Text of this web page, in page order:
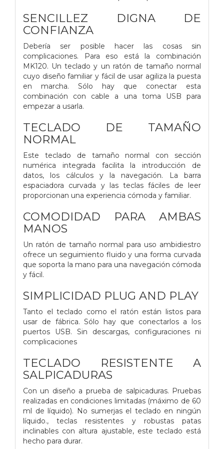
SENCILLEZ DIGNA DE
CONFIANZA
Debería ser posible hacer las cosas sin
complicaciones. Para eso está la combinación
MK120. Un teclado y un ratón de tamaño normal
cuyo diseño familiar y fácil de usar agiliza la puesta
en marcha. Sólo hay que conectar esta
combinación con cable a una toma USB para
empezar a usarla.
TECLADO DE TAMAÑO
NORMAL
Este teclado de tamaño normal con sección
numérica integrada facilita la introducción de
datos, los cálculos y la navegación. La barra
espaciadora curvada y las teclas fáciles de leer
proporcionan una experiencia cómoda y familiar.
COMODIDAD PARA AMBAS
MANOS
Un ratón de tamaño normal para uso ambidiestro
ofrece un seguimiento fluido y una forma curvada
que soporta la mano para una navegación cómoda
y fácil.
SIMPLICIDAD PLUG AND PLAY
Tanto el teclado como el ratón están listos para
usar de fábrica. Sólo hay que conectarlos a los
puertos USB. Sin descargas, configuraciones ni
complicaciones
TECLADO RESISTENTE A
SALPICADURAS
Con un diseño a prueba de salpicaduras. Pruebas
realizadas en condiciones limitadas (máximo de 60
ml de líquido). No sumerjas el teclado en ningún
líquido., teclas resistentes y robustas patas
inclinables con altura ajustable, este teclado está
hecho para durar.